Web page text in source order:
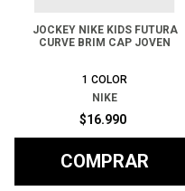
JOCKEY NIKE KIDS FUTURA
CURVE BRIM CAP JOVEN
1 COLOR
NIKE
$16.990
COMPRAR